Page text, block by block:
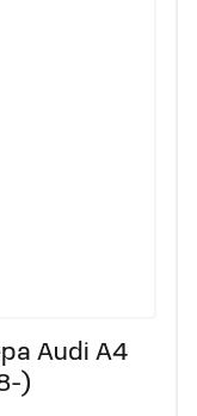
Audi A4
)